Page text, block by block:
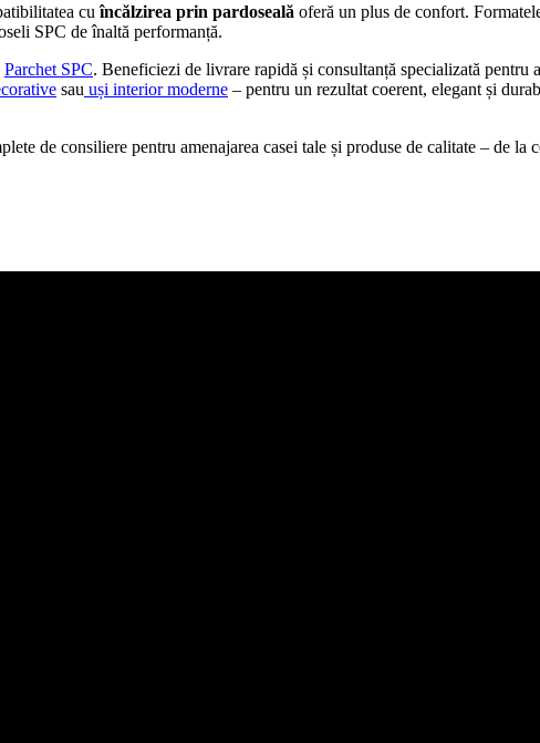
cuîncălzirea prin pardoseală oferă un plus de confort.
SPC de înaltă performanță.
Parchet SPC. Beneficiezi de livrare rapidă și consultanță specializată pentru
sau uși interior moderne – pentru un rezultat coerent, elegant și
de consiliere pentru amenajarea casei tale și produse de calitate – de la